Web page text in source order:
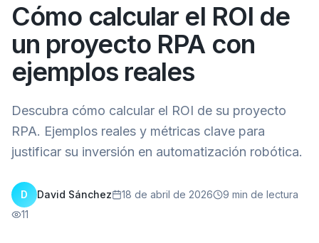
Cómo calcular el ROI de
un proyecto RPA con
ejemplos reales
Descubra cómo calcular el ROI de su proyecto
RPA. Ejemplos reales y métricas clave para
justificar su inversión en automatización robótica.
D David Sánchez 18 de abril de 2026 9 min de lectura
11